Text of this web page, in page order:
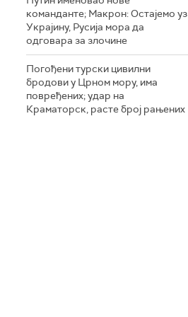
команданте; Макрон: Остајемо уз
Украјину, Русија мора да
одговара за злочине
Погођени турски цивилни
бродови у Црном мору, има
повређених; удар на
Краматорск, расте број рањених